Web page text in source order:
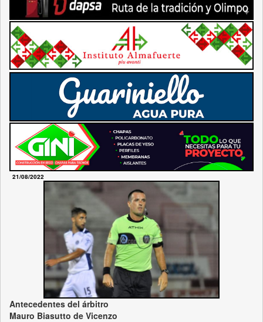
21/08/2022
Antecedentes del árbitro
Mauro Biasutto de Vicenzo